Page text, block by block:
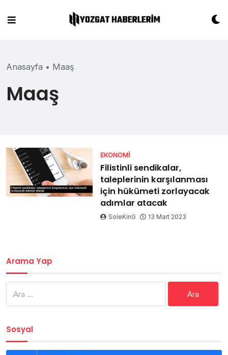
content
Anasayfa • Maaş
Maaş
EKONOMI
Filistinli sendikalar,
taleplerinin karşılanması
için hükümeti zorlayacak
adımlar atacak
SoleKinG 13 Mart 2023
Arama Yap
Sosyal